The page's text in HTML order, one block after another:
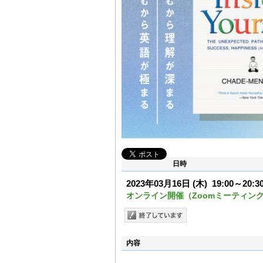
日時
2023年03月16日 (木) 19:00～
オンライン開催（Zoomミーティン
内容